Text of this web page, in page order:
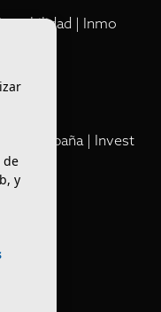
| Inmo
en España | Invest
de
y